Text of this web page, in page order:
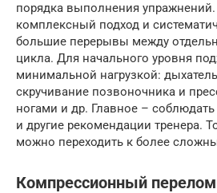
порядка выполнения
комплексный подход и
большие перерывы между
цикла. Для начального уровня
минимальной нагрузкой:
скручивание позвоночника и
ногами и др. Главное –
и другие рекомендации тренера.
можно переходить к более
Компрессионный